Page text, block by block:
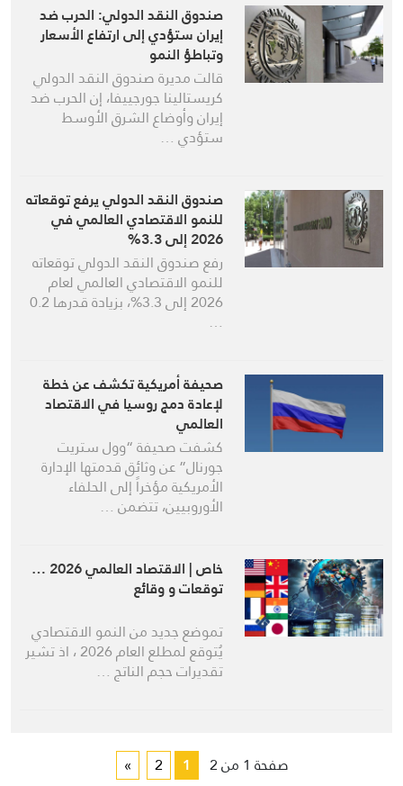
صندوق النقد الدولي: الحرب ضد
إيران ستؤدي إلى ارتفاع ‌الأسعار
‌وتباطؤ النمو
قالت مديرة صندوق النقد الدولي
كريستالينا جورجييفا، إن الحرب ضد
إيران وأوضاع الشرق الأوسط
ستؤدي …
صندوق النقد الدولي يرفع توقعاته
للنمو الاقتصادي العالمي في
2026 إلى 3.3%
رفع صندوق النقد الدولي توقعاته
للنمو الاقتصادي العالمي لعام
2026 إلى 3.3%، بزيادة قدرها 0.2
…
صحيفة أمريكية تكشف عن خطة
لإعادة دمج روسيا في الاقتصاد
العالمي
كشفت صحيفة “وول ستريت
جورنال” عن وثائق قدمتها الإدارة
الأمريكية مؤخراً إلى الحلفاء
الأوروبيين، تتضمن …
خاص | الاقتصاد العالمي 2026 …
توقعات و وقائع
تموضع جديد من النمو الاقتصادي
يُتوقع لمطلع العام 2026 ، اذ تشير
تقديرات حجم الناتج …
صفحة 1 من 2 1
2
»